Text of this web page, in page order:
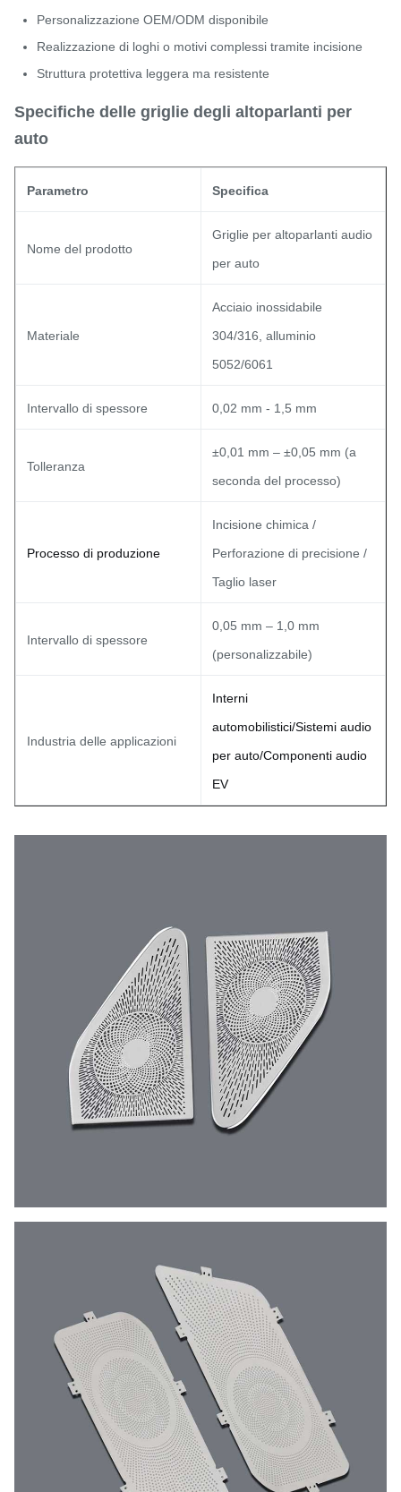
Personalizzazione OEM/ODM disponibile
Realizzazione di loghi o motivi complessi tramite incisione
Struttura protettiva leggera ma resistente
Specifiche delle griglie degli altoparlanti per
auto
Parametro Specifica
Nome del prodotto
Griglie per altoparlanti audio
per auto
Materiale
Acciaio inossidabile
304/316, alluminio
5052/6061
Intervallo di spessore 0,02 mm - 1,5 mm
Tolleranza
±0,01 mm – ±0,05 mm (a
seconda del processo)
Processo di produzione
Incisione chimica /
Perforazione di precisione /
Taglio laser
Intervallo di spessore
0,05 mm – 1,0 mm
(personalizzabile)
Industria delle applicazioni
Interni
automobilistici/Sistemi audio
per auto/Componenti audio
EV